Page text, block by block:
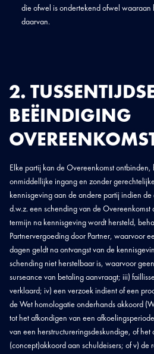
die ofwel is ondertekend ofwel
daarvan.
2.
BEËINDIGING
Elke partij kan de Overeenkomst
onmiddellijke ingang en zonder
kennisgeving aan de andere partij indien
d.w.z. een schending van de
termijn na kennisgeving wordt hersteld,
Partnervergoeding door Partner, waarvoor
dagen geldt na ontvangst van de
schending niet herstelbaar is, waarvoor
surseance van betaling aanvraagt; iii)
verklaard; iv) een verzoek indient of een
de Wet homologatie onderhands akkoord
tot het afkondigen van een
van een herstructureringsdeskundige, of
(concept)akkoord aan schuldeisers; of v) de